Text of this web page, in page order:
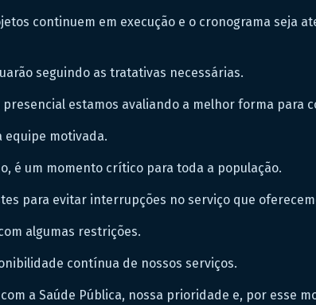
continuem em execução e o cronograma seja
seguindo as tratativas necessárias.
estamos avaliando a melhor forma para
equipe motivada.
é um momento crítico para toda a população.
para evitar interrupções no serviço que
algumas restrições.
contínua de nossos serviços.
a Saúde Pública, nossa prioridade e, por esse